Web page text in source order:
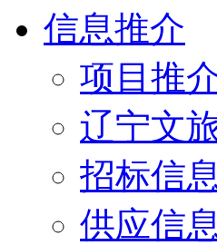
信息推介
项目推
辽宁文
招标信
供应信